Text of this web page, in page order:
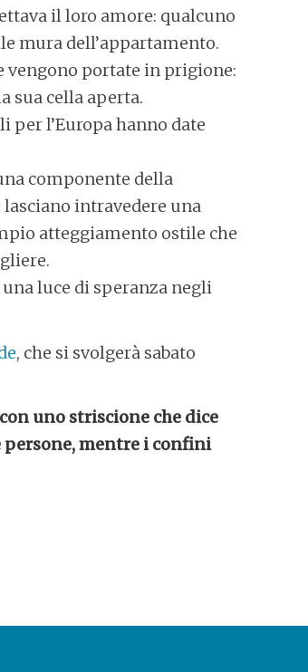
il loro amore: qualcuno
mura dell’appartamento.
vengono portate in prigione:
sua cella aperta.
per l’Europa hanno date
componente della
intravedere una
atteggiamento ostile che
luce di speranza negli
, che si svolgerà sabato
uno striscione che dice
persone, mentre i confini